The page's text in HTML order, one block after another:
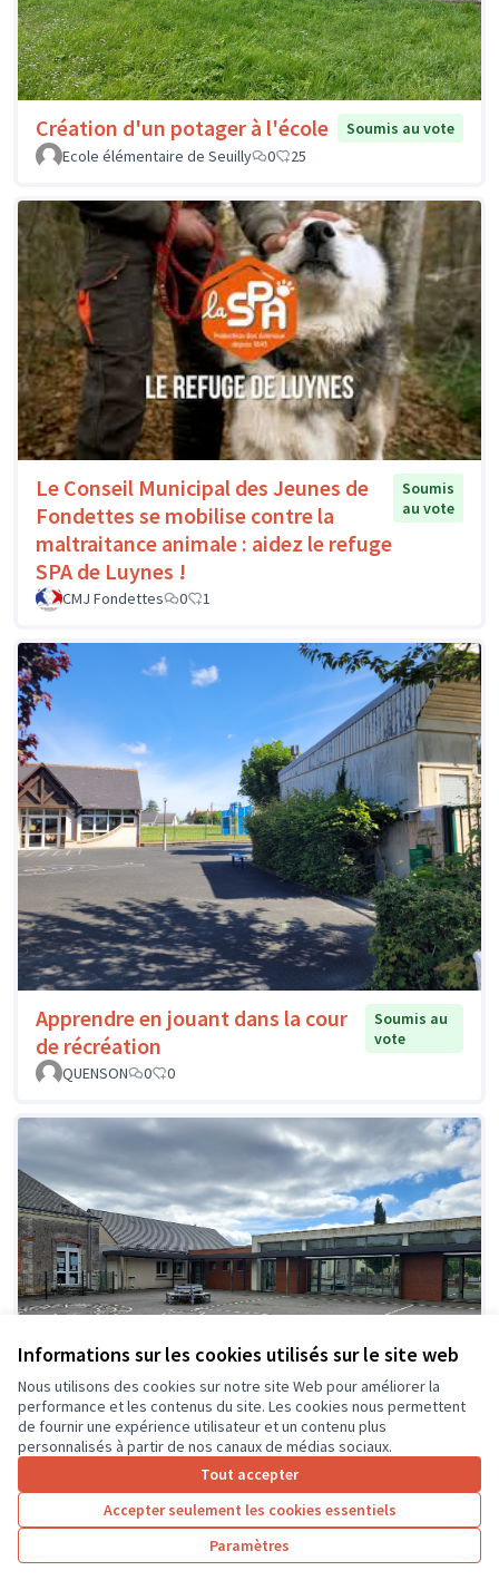
Informations sur les cookies utilisés sur le site web
Nous utilisons des cookies sur notre site Web pour améliorer la
performance et les contenus du site. Les cookies nous permettent
de fournir une expérience utilisateur et un contenu plus
personnalisés à partir de nos canaux de médias sociaux.
Tout accepter
Accepter seulement les cookies essentiels
Paramètres
Création d'un potager à l'école
Soumis au vote
Ecole élémentaire de Seuilly
0 25
Le Conseil Municipal des Jeunes de
Fondettes se mobilise contre la
maltraitance animale : aidez le refuge
SPA de Luynes !
Soumis
au vote
CMJ Fondettes 0 1
Apprendre en jouant dans la cour
de récréation
Soumis au
vote
QUENSON
0 0
Création d'espaces ombragés et
zones de jeux détentes dans la cour
Soumis